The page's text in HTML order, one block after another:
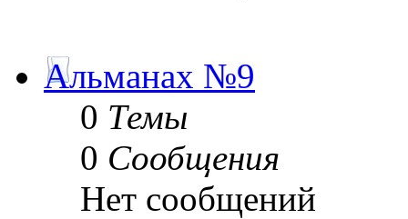
Альманах №9
0 Темы
0 Сообщения
Нет сообщений